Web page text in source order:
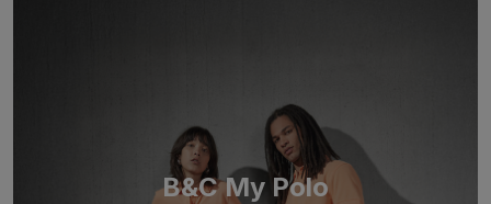
B&C My Polo